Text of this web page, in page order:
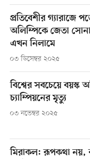
প্রতিবেশীর গ্যারাজে
অলিম্পিকে জেতা
এখন নিলামে
০৩ ডিসেম্বর ২০২৫
বিশ্বের সবচেয়ে বয়স্ক
চ্যাম্পিয়নের মৃত্যু
০৩ নভেম্বর ২০২৫
মিরাকল: রূপকথা নয়,